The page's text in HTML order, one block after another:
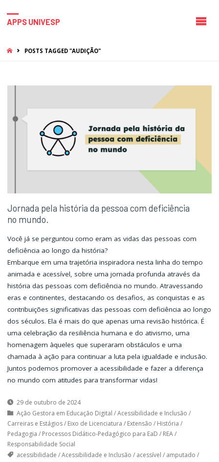
APPS UNIVESP
HOMEPOSTS TAGGED "AUDIÇÃO"
Jornada pela história da pessoa com deficiência
no mundo.
Você já se perguntou como eram as vidas das pessoas com
deficiência ao longo da história?
Embarque em uma trajetória inspiradora nesta linha do tempo
animada e acessível, sobre uma jornada profunda através da
história das pessoas com deficiência no mundo. Atravessando
eras e continentes, destacando os desafios, as conquistas e as
contribuições significativas das pessoas com deficiência ao longo
dos séculos. Ela é mais do que apenas uma revisão histórica. É
uma celebração da resiliência humana e do ativismo, uma
homenagem àqueles que superaram obstáculos e uma
chamada à ação para continuar a luta pela igualdade e inclusão.
Juntos podemos promover a acessibilidade e fazer a diferença
no mundo com atitudes para transformar vidas!
29 de outubro de 2024
Ação Gestora em Educação Digital /Acessibilidade e Inclusão /
Carreiras e Estágios/ Eixo de Licenciatura / Extensão / História /
Pedagogia / Processos Didático-Pedagógico para EaD / REA/
Responsabilidade Social
acessibilidade /Acessibilidade e Inclusão / acessível / amputado /